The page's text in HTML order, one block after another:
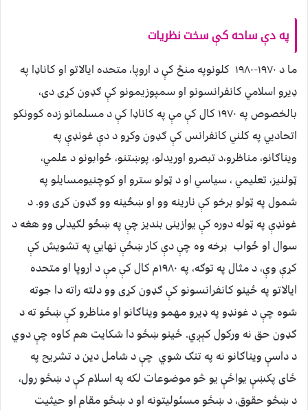
په دې ساحه کې سخت نظريات
ما د ۱۹۷۰-۱۹۸۰ کلونوپه منځ کې د اروپا، متحده ايالاتو او کاناډا په
ډيرو اسلامي کانفرانسونو او سمپوزيمونو کې ګډون کړی دی،
بالخصوص په ۱۹۷۰ کال کې مې په کاناډا کې د مسلمانو زده کوونکو
اتحاديي په کلني کانفرانس کې ګډون وکړو د دې غونډې په
ويناګانو، مناظرو،د تبصرو اوريدلو، پوښتنو، ځوابونو د علمي،
ټولنيز، تعليمي ، سياسي او د ټولو سترو او کوچنيومسايلو په
شمول په ټولو برخو کې نارينه وو او ښځينه وو ګډون کړی وو. د
غونډې په ټوله دوره کې يوازينی بنديز چې په ښځو لګيدلی وو هغه د
سوال او ځواب برخه وه چې دې کار ښځې نهايي په تشويش کې
کړې وې، د مثال په توګه، په ۱۹۸۰م کال کې مې د اروپا او متحده
ايالاتو په ځينو کانفرانسونو کې ګډون کړی وو دلته راته دا جوته
شوه چې د غونډو په ډيرو مهمو ويناګانو او مناظرو کې ښځو ته د
ګډون حق نه ورکول کېږي. ځينو ښځو دا شکايت هم کاوه چې دوي
د داسې ويناګانو نه په تنګ شوي چې د شامل دين د تشريح په
ځای پکښې يواځې يو څو موضوعات لکه په اسلام کې د ښځو رول،
د ښځو حقوق، د ښځو مسئوليتونه او د ښځو مقام او حيثيت